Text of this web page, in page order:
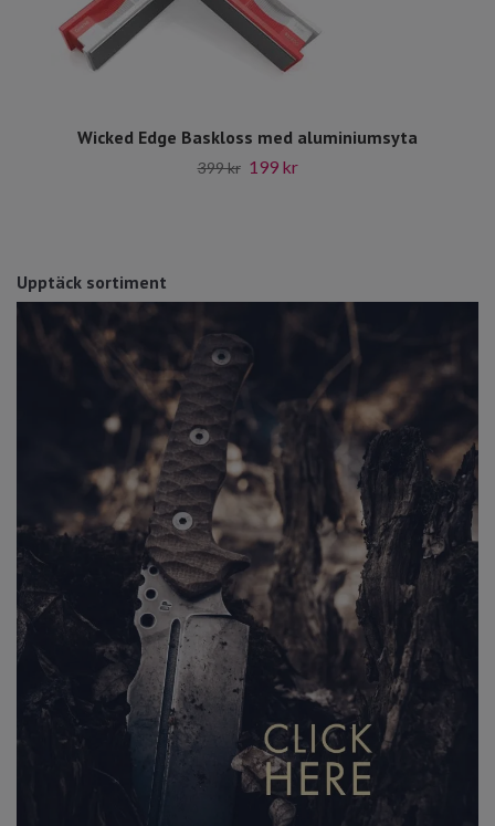
Upptäck sortiment
Wicked Edge Baskloss med aluminiumsyta
399 kr 199 kr